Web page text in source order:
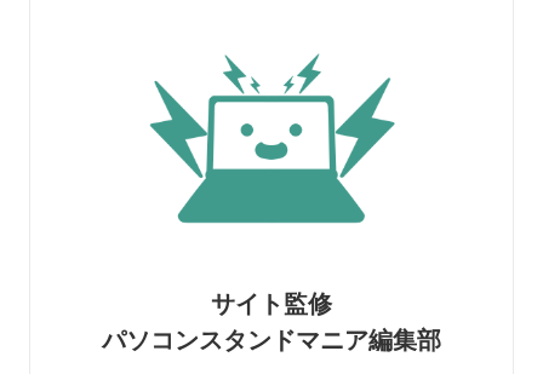
サイト監修
パソコンスタンドマニア編集部